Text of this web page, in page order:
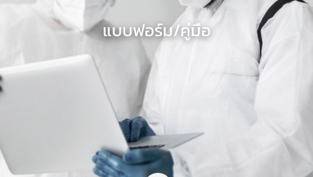
แบบฟอร์ม/คู่มือ